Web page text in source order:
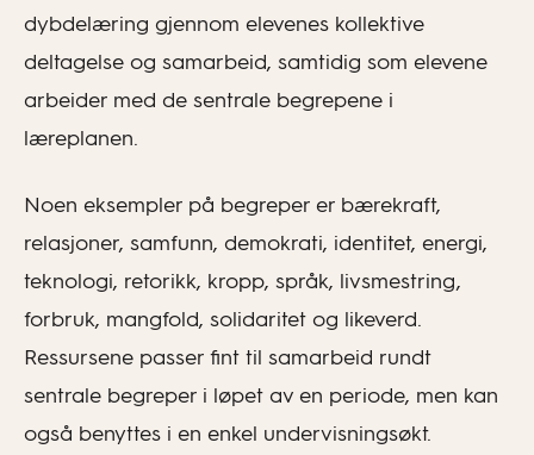
dybdelæring gjennom elevenes kollektive
deltagelse og samarbeid, samtidig som elevene
arbeider med de sentrale begrepene i
læreplanen.
Noen eksempler på begreper er bærekraft,
relasjoner, samfunn, demokrati, identitet, energi,
teknologi, retorikk, kropp, språk, livsmestring,
forbruk, mangfold, solidaritet og likeverd.
Ressursene passer fint til samarbeid rundt
sentrale begreper i løpet av en periode, men kan
også benyttes i en enkel undervisningsøkt.